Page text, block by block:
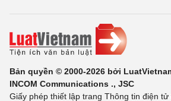
Bản quyền © 2000-2026 bởi
INCOM Communications ., JSC
Giấy phép thiết lập trang Thông tin điện